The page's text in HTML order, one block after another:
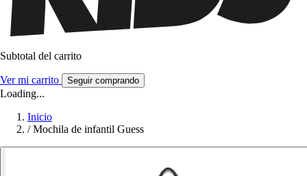
Subtotal del carrito
Ver mi carrito Seguir comprando
Loading...
Inicio
/ Mochila de infantil Guess